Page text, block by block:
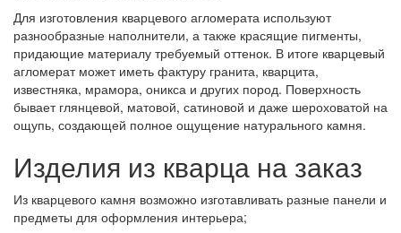
Для изготовления кварцевого агломерата используют
разнообразные наполнители, а также красящие пигменты,
придающие материалу требуемый оттенок. В итоге кварцевый
агломерат может иметь фактуру гранита, кварцита,
известняка, мрамора, оникса и других пород. Поверхность
бывает глянцевой, матовой, сатиновой и даже шероховатой на
ощупь, создающей полное ощущение натурального камня.
Изделия из кварца на заказ
Из кварцевого камня возможно изготавливать разные панели и
предметы для оформления интерьера;